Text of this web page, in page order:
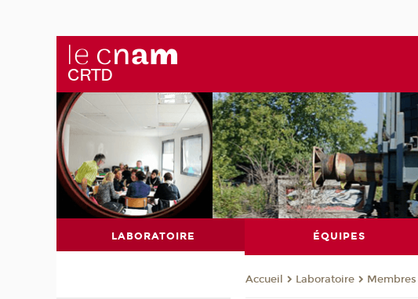
LABORATOIRE ÉQUIPES
Accueil Laboratoire Membres